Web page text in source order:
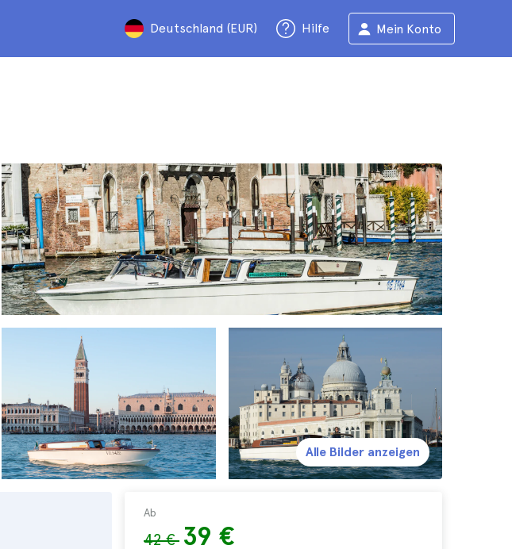
Deutschland (EUR) Hilfe Mein Konto
Ab
42 € 39 €
Alle Bilder anzeigen